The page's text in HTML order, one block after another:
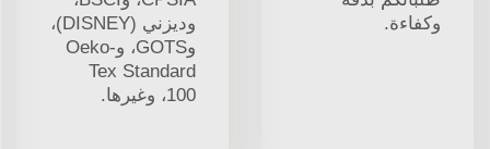
وكفاءة.
وديزني (DISNEY)،
وGOTS، وOeko-
Tex Standard
100، وغيرها.